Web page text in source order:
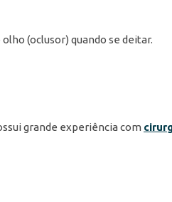
(oclusor) quando se deitar.
grande experiência com